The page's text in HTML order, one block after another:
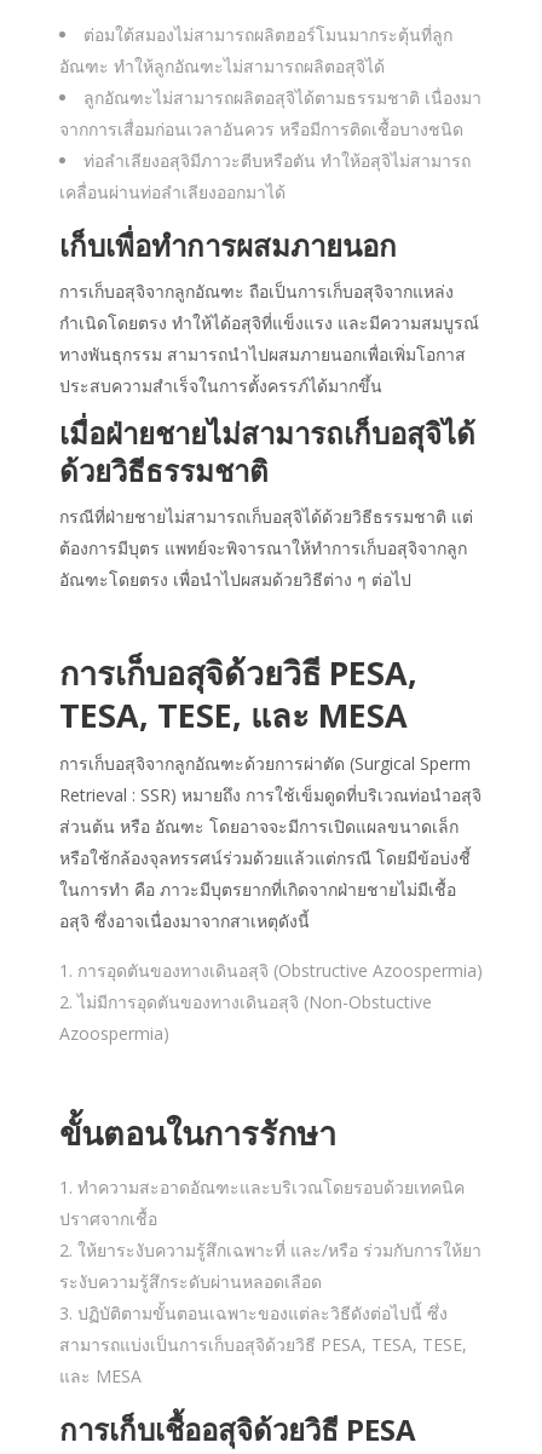
ต่อมใต้สมองไม่สามารถผลิตฮอร์โมนมากระตุ้นที่ลูก
อัณฑะ ทำให้ลูกอัณฑะไม่สามารถผลิตอสุจิได้
ลูกอัณฑะไม่สามารถผลิตอสุจิได้ตามธรรมชาติ เนื่องมา
จากการเสื่อมก่อนเวลาอันควร หรือมีการติดเชื้อบางชนิด
ท่อลำเลียงอสุจิมีภาวะตีบหรือตัน ทำให้อสุจิไม่สามารถ
เคลื่อนผ่านท่อลำเลียงออกมาได้
เก็บเพื่อทำการผสมภายนอก
การเก็บอสุจิจากลูกอัณฑะ ถือเป็นการเก็บอสุจิจากแหล่ง
กำเนิดโดยตรง ทำให้ได้อสุจิที่แข็งแรง และมีความสมบูรณ์
ทางพันธุกรรม สามารถนำไปผสมภายนอกเพื่อเพิ่มโอกาส
ประสบความสำเร็จในการตั้งครรภ์ได้มากขึ้น
เมื่อฝ่ายชายไม่สามารถเก็บอสุจิได้
ด้วยวิธีธรรมชาติ
กรณีที่ฝ่ายชายไม่สามารถเก็บอสุจิได้ด้วยวิธีธรรมชาติ แต่
ต้องการมีบุตร แพทย์จะพิจารณาให้ทำการเก็บอสุจิจากลูก
อัณฑะโดยตรง เพื่อนำไปผสมด้วยวิธีต่าง ๆ ต่อไป
การเก็บอสุจิด้วยวิธี PESA,
TESA, TESE, และ MESA
การเก็บอสุจิจากลูกอัณฑะด้วยการผ่าตัด (Surgical Sperm
Retrieval : SSR) หมายถึง การใช้เข็มดูดที่บริเวณท่อนำอสุจิ
ส่วนต้น หรือ อัณฑะ โดยอาจจะมีการเปิดแผลขนาดเล็ก
หรือใช้กล้องจุลทรรศน์ร่วมด้วยแล้วแต่กรณี โดยมีข้อบ่งชี้
ในการทำ คือ ภาวะมีบุตรยากที่เกิดจากฝ่ายชายไม่มีเชื้อ
อสุจิ ซึ่งอาจเนื่องมาจากสาเหตุดังนี้
การอุดตันของทางเดินอสุจิ (Obstructive Azoospermia)
ไม่มีการอุดตันของทางเดินอสุจิ (Non-Obstuctive
Azoospermia)
ขั้นตอนในการรักษา
ทำความสะอาดอัณฑะและบริเวณโดยรอบด้วยเทคนิค
ปราศจากเชื้อ
ให้ยาระงับความรู้สึกเฉพาะที่ และ/หรือ ร่วมกับการให้ยา
ระงับความรู้สึกระดับผ่านหลอดเลือด
ปฏิบัติตามขั้นตอนเฉพาะของแต่ละวิธีดังต่อไปนี้ ซึ่ง
สามารถแบ่งเป็นการเก็บอสุจิด้วยวิธี PESA, TESA, TESE,
และ MESA
การเก็บเชื้ออสุจิด้วยวิธี PESA